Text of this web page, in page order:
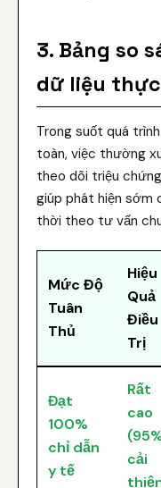
3. Bảng so
dữ liệu
Trong suốt quá
toàn, việc thường
theo dõi triệu
giúp phát hiện sớm
thời theo tư vấn
Mức Độ
Tuân
Thủ
Hiệu
Quả
Điều
Trị
Đạt
100%
chỉ dẫn
y tế
Rất
cao
cải